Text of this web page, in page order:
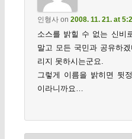
인형사on 2008. 11. 21. at
소스를 밝힐 수 없는 신비
말고 모든 국민과 공유하
리지 못하시는군요.
그렇게 이름을 밝히면 뒷
이라니까요…